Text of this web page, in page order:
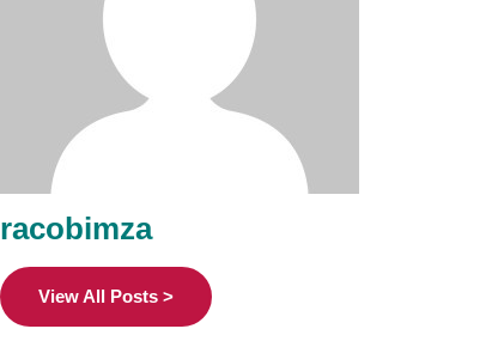
racobimza
View All Posts >